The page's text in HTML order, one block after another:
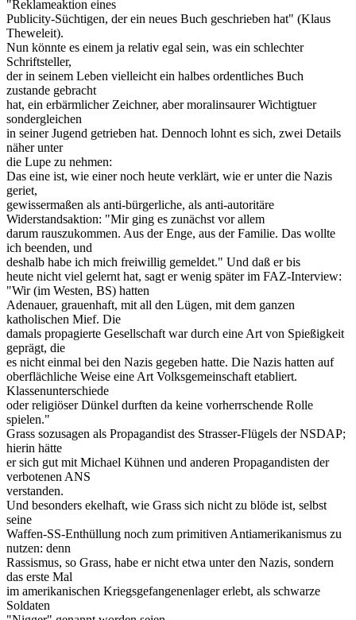
"Reklameaktion eines
Publicity-Süchtigen, der ein neues Buch geschrieben hat" (Klaus
Theweleit).
Nun könnte es einem ja relativ egal sein, was ein schlechter
Schriftsteller,
der in seinem Leben vielleicht ein halbes ordentliches Buch
zustande gebracht
hat, ein erbärmlicher Zeichner, aber moralinsaurer Wichtigtuer
sondergleichen
in seiner Jugend getrieben hat. Dennoch lohnt es sich, zwei Details
näher unter
die Lupe zu nehmen:
Das eine ist, wie einer noch heute verklärt, wie er unter die Nazis
geriet,
gewissermaßen als anti-bürgerliche, als anti-autoritäre
Widerstandsaktion: "Mir ging es zunächst vor allem
darum rauszukommen. Aus der Enge, aus der Familie. Das wollte
ich beenden, und
deshalb habe ich mich freiwillig gemeldet." Und daß er bis
heute nicht viel gelernt hat, sagt er wenig später im FAZ-Interview:
"Wir (im Westen, BS) hatten
Adenauer, grauenhaft, mit all den Lügen, mit dem ganzen
katholischen Mief. Die
damals propagierte Gesellschaft war durch eine Art von Spießigkeit
geprägt, die
es nicht einmal bei den Nazis gegeben hatte. Die Nazis hatten auf
oberflächliche Weise eine Art Volksgemeinschaft etabliert.
Klassenunterschiede
oder religiöser Dünkel durften da keine vorherrschende Rolle
spielen."
Grass sozusagen als Propagandist des Strasser-Flügels der NSDAP;
hierin hätte
er sich gut mit Michael Kühnen und anderen Propagandisten der
verbotenen ANS
verstanden.
Und besonders ekelhaft, wie Grass sich nicht zu blöde ist, selbst
seine
Waffen-SS-Enthüllung noch zum primitiven Antiamerikanismus zu
nutzen: denn
Rassismus, so Grass, habe er nicht etwa unter den Nazis, sondern
das erste Mal
im amerikanischen Kriegsgefangenenlager erlebt, als schwarze
Soldaten